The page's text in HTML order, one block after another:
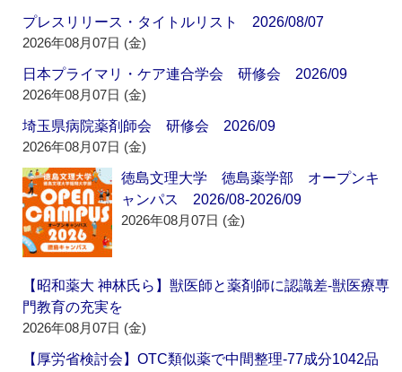
プレスリリース・タイトルリスト 2026/08/07
2026年08月07日 (金)
日本プライマリ・ケア連合学会 研修会 2026/09
2026年08月07日 (金)
埼玉県病院薬剤師会 研修会 2026/09
2026年08月07日 (金)
徳島文理大学 徳島薬学部 オープンキ
ャンパス 2026/08-2026/09
2026年08月07日 (金)
【昭和薬大 神林氏ら】獣医師と薬剤師に認識差‐獣医療専
門教育の充実を
2026年08月07日 (金)
【厚労省検討会】OTC類似薬で中間整理‐77成分1042品